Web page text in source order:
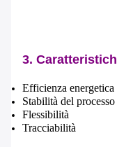
3.
Efficienza energetica
Stabilità del processo
Flessibilità
Tracciabilità